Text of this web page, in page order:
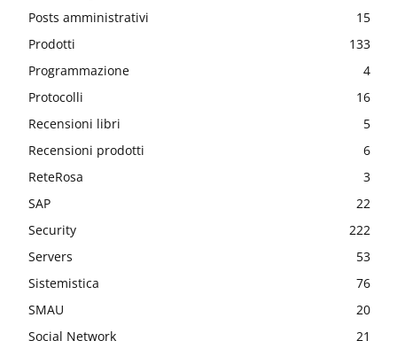
Posts amministrativi
15
Prodotti
133
Programmazione
4
Protocolli
16
Recensioni libri
5
Recensioni prodotti
6
ReteRosa
3
SAP
22
Security
222
Servers
53
Sistemistica
76
SMAU
20
Social Network
21